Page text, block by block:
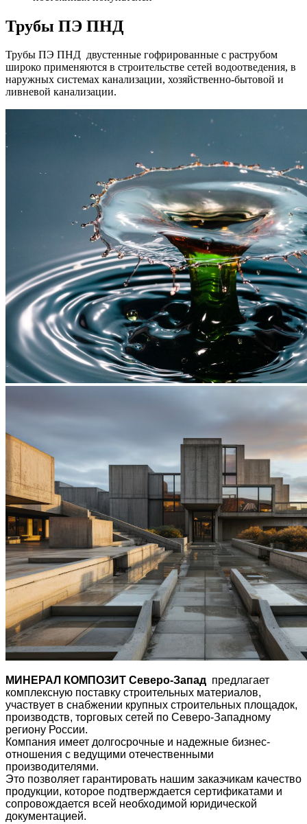
Трубы ПЭ ПНД
Трубы ПЭ ПНД двустенные гофрированные с раструбом
широко применяются в строительстве сетей водоотведения, в
наружных системах канализации, хозяйственно-бытовой и
ливневой канализации.
МИНЕРАЛ КОМПОЗИТ Северо-Запад предлагает
комплексную поставку строительных материалов,
участвует в снабжении крупных строительных площадок,
производств, торговых сетей по Северо-Западному
региону России.
Компания имеет долгосрочные и надежные бизнес-
отношения с ведущими отечественными
производителями.
Это позволяет гарантировать нашим заказчикам качество
продукции, которое подтверждается сертификатами и
сопровождается всей необходимой юридической
документацией.